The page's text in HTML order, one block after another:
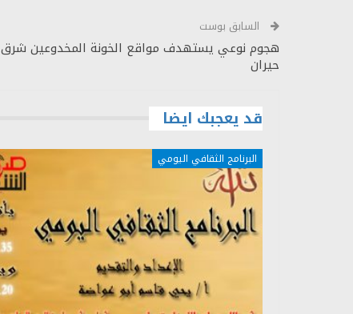
السابق بوست
هجوم نوعي يستهدف مواقع الخونة المخدوعين شرق
حيران
قد يعجبك ايضا
البرنامج الثقافي اليومي